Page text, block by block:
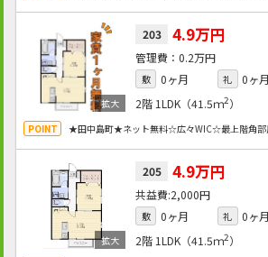
203 4.9万円
0.2万円
敷 0ヶ月 礼
0ヶ月
2階 1LDK（41.5ｍ2）
★田中島町★ネット無料☆広々WIC☆最上階角部
205 4.9万円
2,000円
敷 0ヶ月 礼
0ヶ月
2階 1LDK（41.5ｍ2）